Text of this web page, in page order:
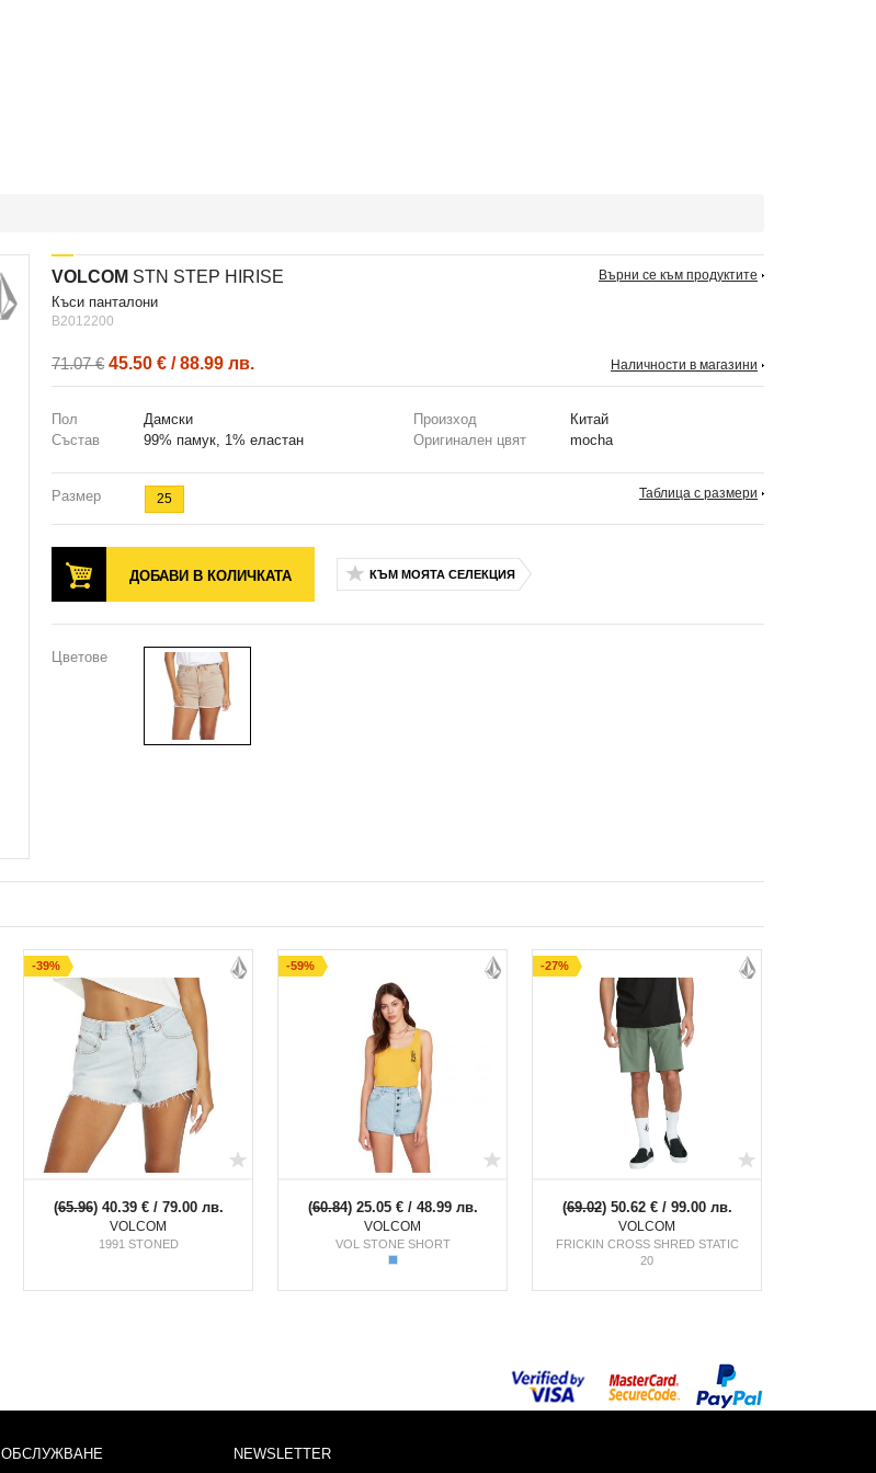
VOLCOM STN STEP HIRISE
къси панталони
B2012200
71.07 € 45.50 € / 88.99 лв.
Върни се към продуктите
Наличности в магазини
Пол Дамски Произход
Китай
Състав
99% памук, 1% еластан Оригинален цвят mocha
Размер 25 Таблица с размери
ДОБАВИ В КОЛИЧКАТА КЪМ МОЯТА СЕЛЕКЦИЯ
Цветове
(65.96) 40.39 € / 79.00 лв.
VOLCOM
1991 STONED
-39%
(60.84) 25.05 € / 48.99 лв.
VOLCOM
VOL STONE SHORT
-59%
(69.02) 50.62 € / 99.00 лв.
VOLCOM
FRICKIN CROSS SHRED STATIC
20
-27%
ОБСЛУЖВАНЕ NEWSLETTER